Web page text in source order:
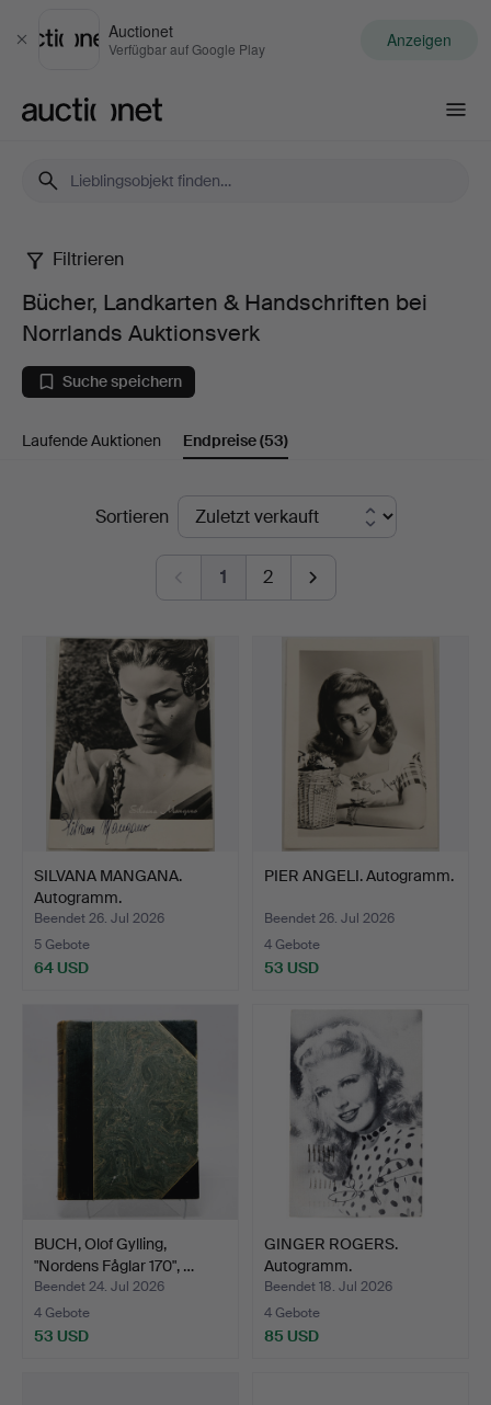
Schließen
Auctionet
Verfügbar auf Google Play Anzeigen
Bücher,
Landkarten
&
Handschriften
Norrlands
Auktionsverk
Filtrieren
Bücher, Landkarten & Handschriften bei
Norrlands Auktionsverk
Suche speichern
Laufende Auktionen Endpreise(53)
EndpreiseSortieren
1 2
SILVANA MANGANA.
Autogramm.
Beendet 26. Jul 2026
5 Gebote
64 USD
PIER ANGELI. Autogramm.
Beendet 26. Jul 2026
4 Gebote
53 USD
BUCH, Olof Gylling,
"Nordens Fåglar 170", …
Beendet 24. Jul 2026
4 Gebote
53 USD
GINGER ROGERS.
Autogramm.
Beendet 18. Jul 2026
4 Gebote
85 USD